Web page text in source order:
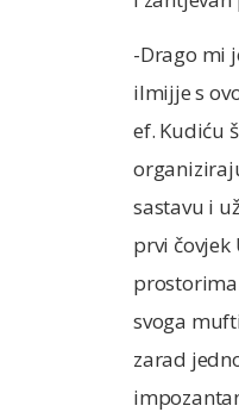
-Drago mi
ilmijje s
ef. Kudiću
sastavu i
prvi
svoga
zarad